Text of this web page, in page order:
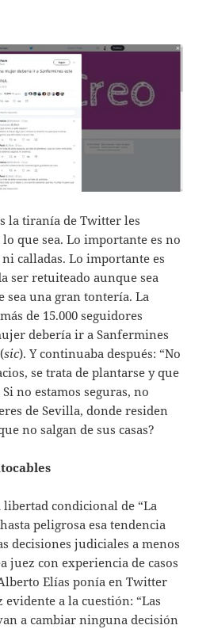
la tiranía de Twitter les
que sea. Lo importante es no
calladas. Lo importante es
ser retuiteado aunque sea
sea una gran tontería. La
de 15.000 seguidores
debería ir a Sanfermines
sic). Y continuaba después: “No
se trata de plantarse y que
no estamos seguras, no
de Sevilla, donde residen
no salgan de sus casas?
condicional de “La
peligrosa esa tendencia
decisiones judiciales a menos
juez con experiencia de casos
Elías ponía en Twitter
a la cuestión: “Las
a cambiar ninguna decisión